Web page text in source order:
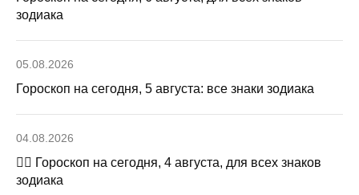
зодиака
05.08.2026
Гороскоп на сегодня, 5 августа: все знаки зодиака
04.08.2026
🧙‍♀ Гороскоп на сегодня, 4 августа, для всех знаков
зодиака